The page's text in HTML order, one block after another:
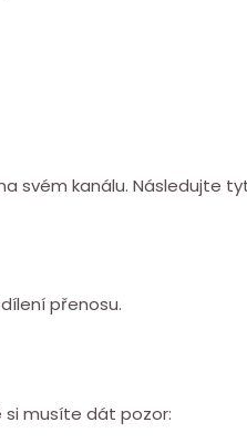
svém kanálu. Následujte
přenosu.
si musíte dát pozor: